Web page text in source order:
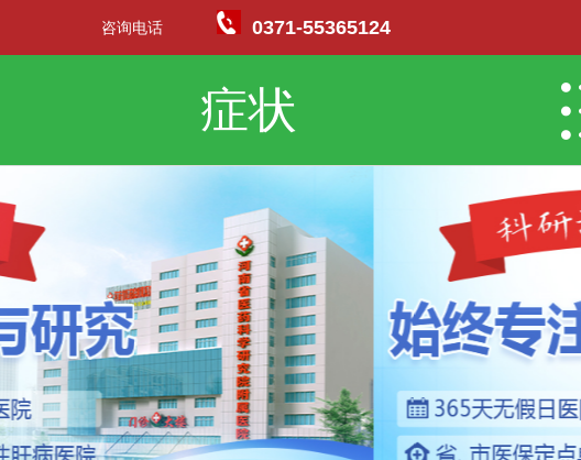
症状
咨询电话 0371-55365124